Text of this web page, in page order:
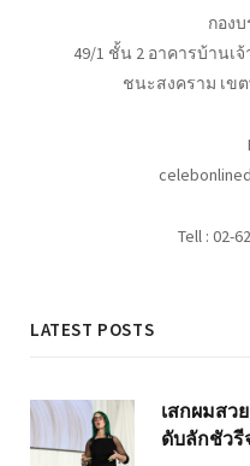
กอง
49/1 ชั้น 2 อาคารบ้านเ
ชนะสงคราม เขต
Tell : 02-
LATEST POSTS
เสกผมสว
ดับลักชัวรี